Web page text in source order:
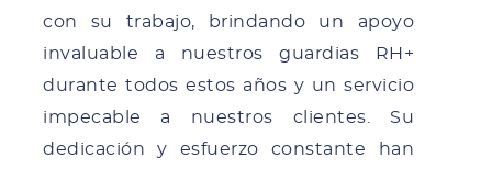
con su trabajo, brindando un apoyo
invaluable a nuestros guardias RH+
durante todos estos años y un servicio
impecable a nuestros clientes. Su
dedicación y esfuerzo constante han